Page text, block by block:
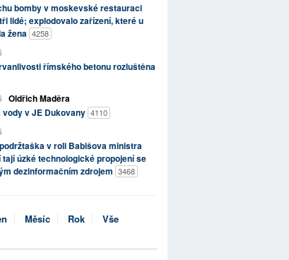
bomby v moskevské restauraci
lidé; explodovalo zařízení, které u
žena 4258
římského betonu rozluštěna
Oldřich Maděra
vody v JE Dukovany 4110
v roli Babišova ministra
úzké technologické propojení se
dezinformačním zdrojem 3468
Měsíc Rok Vše